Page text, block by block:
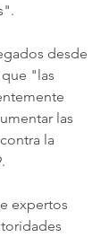
desde
"las
las
la
expertos